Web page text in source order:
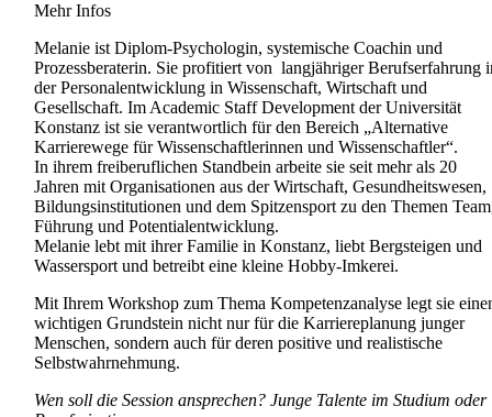
Mehr Infos
Melanie ist Diplom-Psychologin, systemische Coachin und
Prozessberaterin. Sie profitiert von langjähriger Berufserfahrung
der Personalentwicklung in Wissenschaft, Wirtschaft und
Gesellschaft. Im Academic Staff Development der Universität
Konstanz ist sie verantwortlich für den Bereich „Alternative
Karrierewege für Wissenschaftlerinnen und Wissenschaftler“.
In ihrem freiberuflichen Standbein arbeite sie seit mehr als 20
Jahren mit Organisationen aus der Wirtschaft, Gesundheitswesen,
Bildungsinstitutionen und dem Spitzensport zu den Themen
Führung und Potentialentwicklung.
Melanie lebt mit ihrer Familie in Konstanz, liebt Bergsteigen und
Wassersport und betreibt eine kleine Hobby-Imkerei.
Mit Ihrem Workshop zum Thema Kompetenzanalyse legt sie
wichtigen Grundstein nicht nur für die Karriereplanung junger
Menschen, sondern auch für deren positive und realistische
Selbstwahrnehmung.
Wen soll die Session ansprechen? Junge Talente im Studium oder